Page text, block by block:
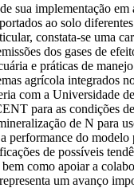
sua implementação em
ao solo
constata-se uma
dos gases de
e práticas de
agrícola integrados
com a Universidade
para as condições
de N para
performance do
de possíveis
como apoiar a
um avanço